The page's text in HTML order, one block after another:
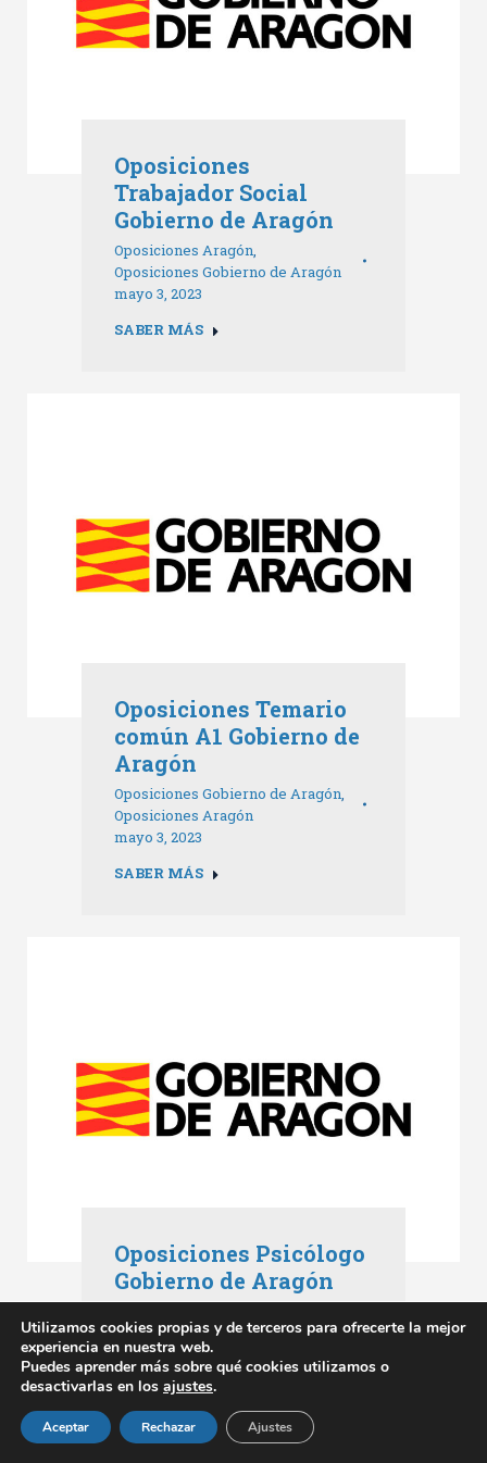
Oposiciones
Trabajador Social
Gobierno de Aragón
Oposiciones Aragón
Oposiciones Gobierno de Aragón
mayo 3, 2023
SABER MÁS
Oposiciones Temario
común A1 Gobierno de
Aragón
Oposiciones Gobierno de Aragón,
Oposiciones Aragón
mayo 3, 2023
SABER MÁS
Oposiciones Psicólogo
Gobierno de Aragón
Oposiciones Gobierno de Aragón
mayo 3, 2023
SABER MÁS
Utilizamos cookies propias y de terceros para ofrecerte la mejor
experiencia en nuestra web.
Puedes aprender más sobre qué cookies utilizamos o
desactivarlas en los ajustes.
Aceptar Rechazar Ajustes